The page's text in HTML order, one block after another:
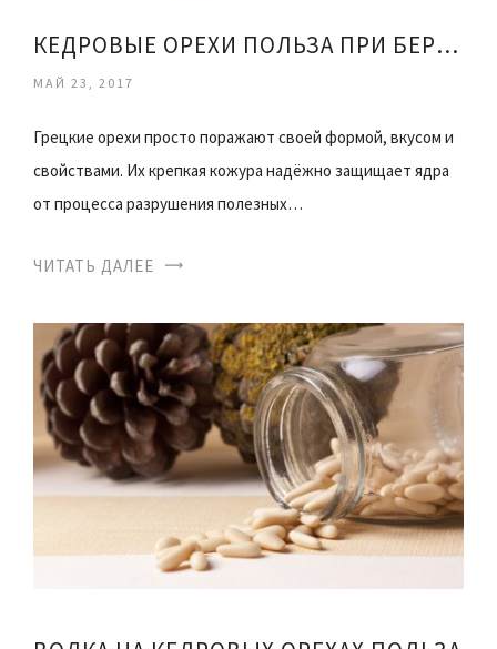
КЕДРОВЫЕ ОРЕХИ ПОЛЬЗА ПРИ БЕРЕМЕННОСТИ
МАЙ 23, 2017
Грецкие орехи просто поражают своей формой, вкусом и
свойствами. Их крепкая кожура надёжно защищает ядра
от процесса разрушения полезных…
ЧИТАТЬ ДАЛЕЕ